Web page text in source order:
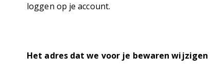
loggen op je account.
Het adres dat we voor je bewaren wijzigen